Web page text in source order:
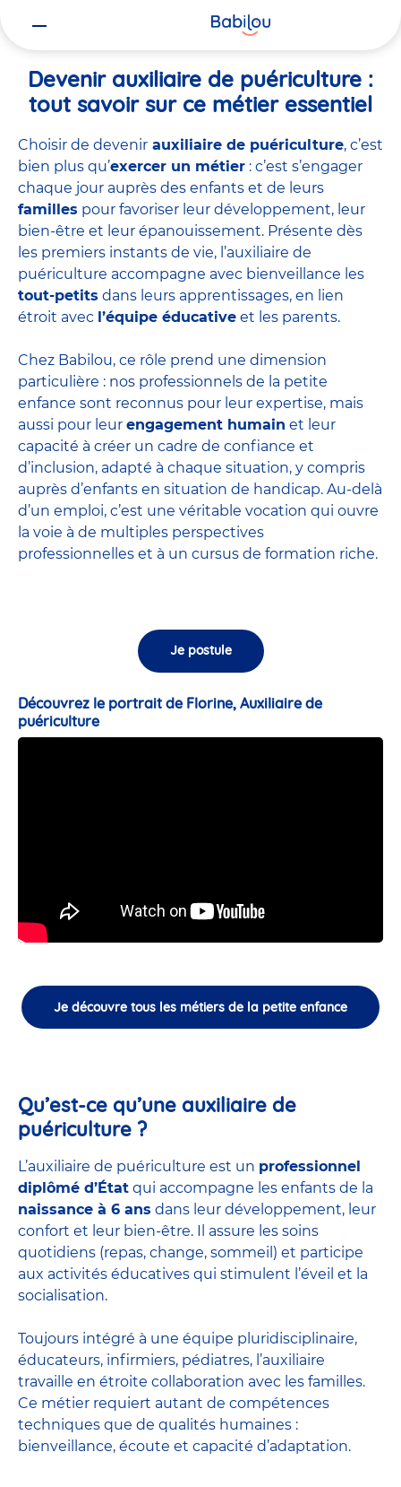
Devenir auxiliaire de puériculture :
tout savoir sur ce métier essentiel
Choisir de devenir auxiliaire de puériculture, c’est
bien plus qu’exercer un métier : c’est s’engager
chaque jour auprès des enfants et de leurs
familles pour favoriser leur développement, leur
bien-être et leur épanouissement. Présente dès
les premiers instants de vie, l’auxiliaire de
puériculture accompagne avec bienveillance les
tout-petits dans leurs apprentissages, en lien
étroit avec l’équipe éducative et les parents.
Chez Babilou, ce rôle prend une dimension
particulière : nos professionnels de la petite
enfance sont reconnus pour leur expertise, mais
aussi pour leur engagement humain et leur
capacité à créer un cadre de confiance et
d’inclusion, adapté à chaque situation, y compris
auprès d’enfants en situation de handicap. Au-delà
d’un emploi, c’est une véritable vocation qui ouvre
la voie à de multiples perspectives
professionnelles et à un cursus de formation riche.
Je postule
Découvrez le portrait de Florine, Auxiliaire de
puériculture
Je découvre tous les métiers de la petite enfance
Qu’est-ce qu’une auxiliaire de
puériculture ?
L’auxiliaire de puériculture est un professionnel
diplômé d’État qui accompagne les enfants de la
naissance à 6 ans dans leur développement, leur
confort et leur bien-être. Il assure les soins
quotidiens (repas, change, sommeil) et participe
aux activités éducatives qui stimulent l’éveil et la
socialisation.
Toujours intégré à une équipe pluridisciplinaire,
éducateurs, infirmiers, pédiatres, l’auxiliaire
travaille en étroite collaboration avec les familles.
Ce métier requiert autant de compétences
techniques que de qualités humaines :
bienveillance, écoute et capacité d’adaptation.